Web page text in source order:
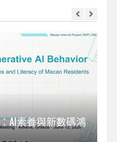
AI素養與新數碼鴻